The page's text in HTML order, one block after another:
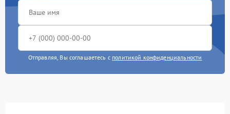
Отправляя, Вы соглашаетесь с политикой конфиденциальности